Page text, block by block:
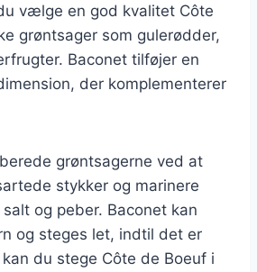
vælge en god kvalitet Côte
grøntsager som gulerødder,
Baconet tilføjer en
der komplementerer
grøntsagerne ved at
stykker og marinere
og peber. Baconet kan
og steges let, indtil det er
du stege Côte de Boeuf i